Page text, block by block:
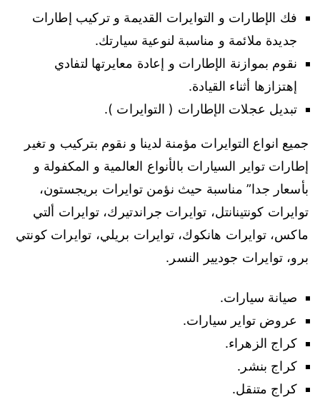
فك الإطارات و التوايرات القديمة و تركيب إطارات
جديدة ملائمة و مناسبة لنوعية سيارتك.
نقوم بموازنة الإطارات و إعادة معايرتها لتفادي
إهتزازها أثناء القيادة.
تبديل عجلات الإطارات ( التوايرات ).
جميع انواع التوايرات مؤمنة لدينا و نقوم بتركيب و تغير
إطارات تواير السيارات بالأنواع العالمية و المكفولة و
بأسعار جدا” مناسبة حيث نؤمن توايرات بريجستون،
توايرات كونتينانتل، توايرات جراندتيرك، توايرات ألتي
ماكس، توايرات هانكوك، توايرات بريلي، توايرات كونتي
برو، توايرات جوديير النسر.
صيانة سيارات.
عروض تواير سيارات.
كراج الزهراء.
كراج بنشر.
كراج متنقل.